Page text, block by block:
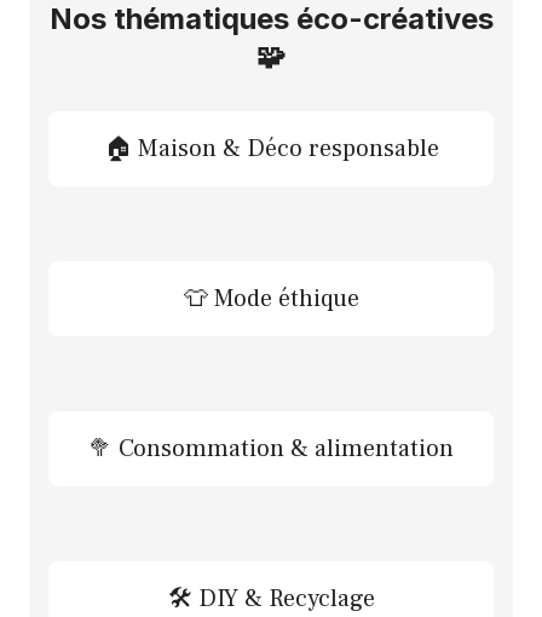
Nos thématiques éco-créatives
🧩
🏠 Maison & Déco responsable
👕 Mode éthique
🥦 Consommation & alimentation
🛠 DIY & Recyclage